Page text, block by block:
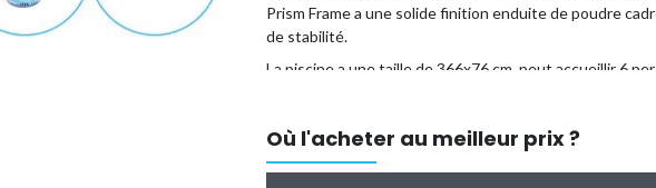
Prism Frame a une solide finition enduite de poudre
de stabilité.
La piscine a une taille de 366x76 cm, peut accueillir 6
installée en 30 minutes et comprend une pompe de
entretien optimal de votre piscine.
Caractéristiques piscine:
Où l'acheter au meilleur prix ?